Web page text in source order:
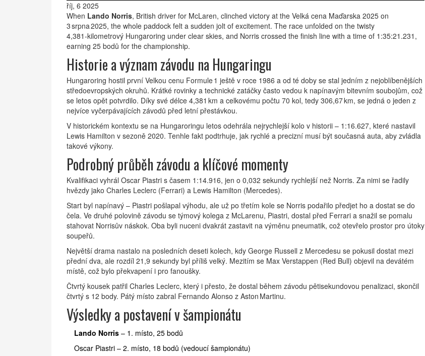
říj, 6 2025
When Lando Norris, British driver for McLaren, clinched victory at the Velká cena Maďarska 2025 on
3 srpna 2025, the whole paddock felt a sudden jolt of excitement. The race unfolded on the twisty
4,381‑kilometrový Hungaroring under clear skies, and Norris crossed the finish line with a time of 1:35:21.231,
earning 25 bodů for the championship.
Historie a význam závodu na Hungaringu
Hungaroring hostil první Velkou cenu Formule 1 ještě v roce 1986 a od té doby se stal jedním z nejoblíbenějších
středoevropských okruhů. Krátké rovinky a technické zatáčky často vedou k napínavým bitevním soubojům, což
se letos opět potvrdilo. Díky své délce 4,381 km a celkovému počtu 70 kol, tedy 306,67 km, se jedná o jeden z
nejvíce vyčerpávajících závodů před letní přestávkou.
V historickém kontextu se na Hungaroringu letos odehrála nejrychlejší kolo v historii – 1:16.627, které nastavil
Lewis Hamilton v sezoně 2020. Tenhle fakt podtrhuje, jak rychlé a precizní musí být současná auta, aby zvládla
takové výkony.
Podrobný průběh závodu a klíčové momenty
Kvalifikaci vyhrál Oscar Piastri s časem 1:14.916, jen o 0,032 sekundy rychlejší než Norris. Za nimi se řadily
hvězdy jako Charles Leclerc (Ferrari) a Lewis Hamilton (Mercedes).
Start byl napínavý – Piastri pošlapal výhodu, ale už po třetím kole se Norris podařilo předjet ho a dostat se do
čela. Ve druhé polovině závodu se týmový kolega z McLarenu, Piastri, dostal před Ferrari a snažil se pomalu
stahovat Norrisův náskok. Oba byli nuceni dvakrát zastavit na výměnu pneumatik, což otevřelo prostor pro útoky
soupeřů.
Největší drama nastalo na posledních deseti kolech, kdy George Russell z Mercedesu se pokusil dostat mezi
přední dva, ale rozdíl 21,9 sekundy byl příliš velký. Mezitím se Max Verstappen (Red Bull) objevil na devátém
místě, což bylo překvapení i pro fanoušky.
Čtvrtý kousek patřil Charles Leclerc, který i přesto, že dostal během závodu pětisekundovou penalizaci, skončil
čtvrtý s 12 body. Pátý místo zabral Fernando Alonso z Aston Martinu.
Výsledky a postavení v šampionátu
Lando Norris – 1. místo, 25 bodů
Oscar Piastri – 2. místo, 18 bodů (vedoucí šampionátu)